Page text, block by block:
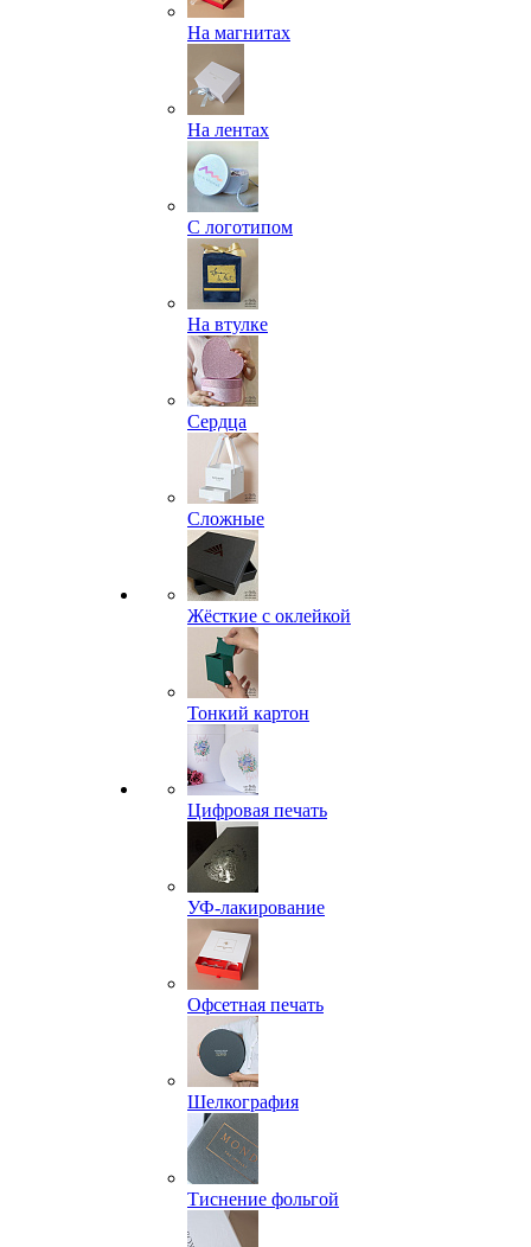
На магнитах
На лентах
С логотипом
На втулке
Сердца
Сложные
Жёсткие с оклейкой
Тонкий картон
Цифровая печать
УФ-лакирование
Офсетная печать
Шелкография
Тиснение фольгой